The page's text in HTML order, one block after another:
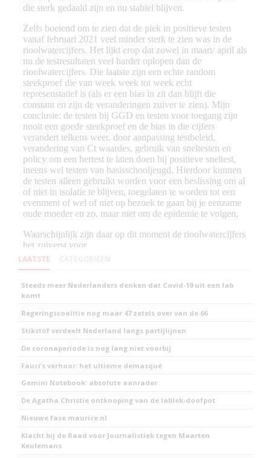
LAATSTE
Steeds meer Nederlanders denken dat Covid-19 uit een lab
komt
Regeringscoalitie nog maar 47 zetels over van de 66
Stikstof verdeelt Nederland langs partijlijnen
De coronaperiode is nog lang niet voorbij
Fauci’s verhoor: het ultieme demasqué
Gemini Notebook: absolute aanrader
De Agatha Christie ontknoping van de lablek-doofpot
Nieuwe fase maurice.nl
Klacht bij de Raad voor Journalistiek tegen Maarten
Keulemans